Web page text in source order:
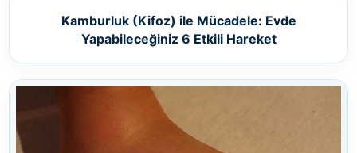
Kamburluk (Kifoz) ile Mücadele: Evde
Yapabileceğiniz 6 Etkili Hareket